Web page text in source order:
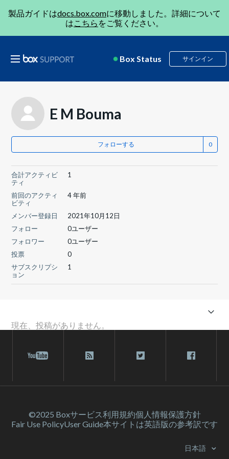
製品ガイドはdocs.box.comに移動しました。詳細について
はこちら をご覧ください。
Box Status サインイン
E M Bouma
フォローする
合計アクティビ
ティ
1
前回のアクティ
ビティ
4 年前
メンバー登録日
2021年10月12日
フォロー
0ユーザー
フォロワー
0ユーザー
投票
0
サブスクリプシ
ョン
1
現在、投稿がありません。
©2025 Boxサービス利⽤規約個人情報保護方針
Fair Use PolicyUser Guide本サイトは英語版の参考訳です
日本語